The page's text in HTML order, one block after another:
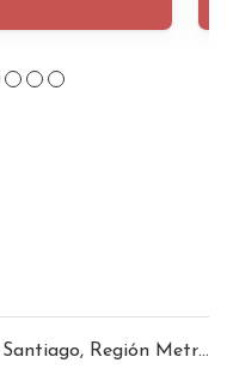
Región Metropolitana, Chile